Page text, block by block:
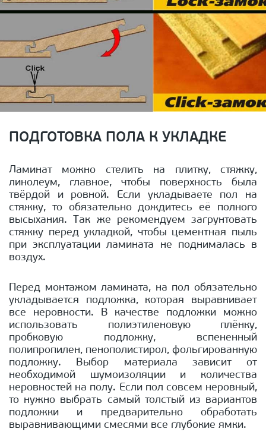
ПОДГОТОВКА ПОЛА К УКЛАДКЕ
Ламинат можно стелить на плитку, стяжку,
линолеум, главное, чтобы поверхность была
твёрдой и ровной. Если укладываете пол на
стяжку, то обязательно дождитесь её полного
высыхания. Так же рекомендуем загрунтовать
стяжку перед укладкой, чтобы цементная пыль
при эксплуатации ламината не поднималась в
воздух.
Перед монтажом ламината, на пол обязательно
укладывается подложка, которая выравнивает
все неровности. В качестве подложки можно
использовать полиэтиленовую плёнку,
пробковую подложку, вспененный
полипропилен, пенополистирол, фольгированную
подложку. Выбор материала зависит от
необходимой шумоизоляции и количества
неровностей на полу. Если пол совсем неровный,
то нужно выбрать самый толстый из вариантов
подложки и предварительно обработать
выравнивающими смесями все глубокие ямки.